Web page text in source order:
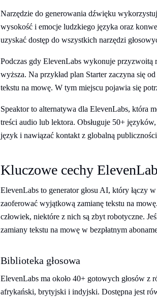
Narzędzie do generowania dźwięku
wysokość i emocje ludzkiego języka oraz
uzyskać dostęp do wszystkich narzędzi
Podczas gdy ElevenLabs wykonuje przyzwoitą
wyższa. Na przykład plan Starter zaczyna się
tekstu na mowę. W tym miejscu pojawia się
Speaktor to alternatywa dla ElevenLabs, która
treści audio lub lektora. Obsługuje 50+
język i nawiązać kontakt z globalną
Kluczowe cechy
ElevenLabs to generator głosu AI, który łączy
zaoferować wyjątkową zamianę tekstu na
człowiek, niektóre z nich są zbyt robotyczne.
zamiany tekstu na mowę w bezpłatnym
Biblioteka głosowa
ElevenLabs ma około 40+ gotowych głosów
afrykański, brytyjski i indyjski. Dostępna jest